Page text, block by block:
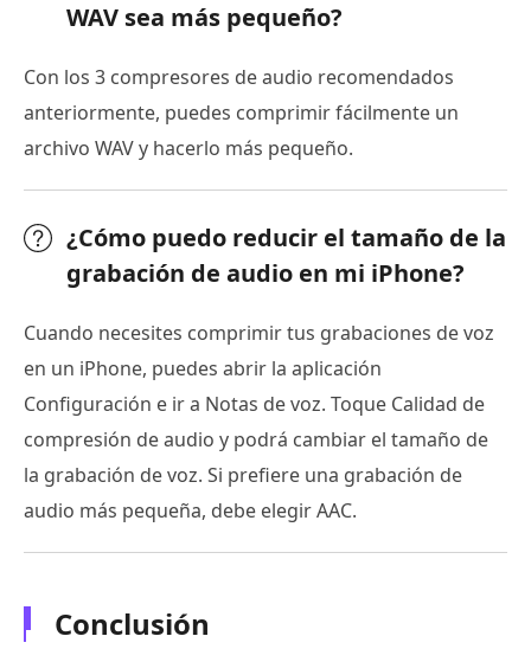
WAV sea más pequeño?
Con los 3 compresores de audio recomendados
anteriormente, puedes comprimir fácilmente un
archivo WAV y hacerlo más pequeño.
¿Cómo puedo reducir el tamaño de la
grabación de audio en mi iPhone?
Cuando necesites comprimir tus grabaciones de voz
en un iPhone, puedes abrir la aplicación
Configuración e ir a Notas de voz. Toque Calidad de
compresión de audio y podrá cambiar el tamaño de
la grabación de voz. Si prefiere una grabación de
audio más pequeña, debe elegir AAC.
Conclusión